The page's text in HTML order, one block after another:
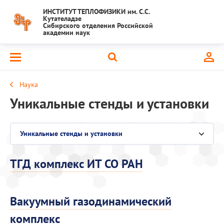
ИНСТИТУТ ТЕПЛОФИЗИКИ им. С.С.
Кутателадзе
Сибирского отделения Российской
академии наук
Наука
Уникальные стенды и установки
Национальный проект "Наука и университеты"
Важнейшие результаты
Уникальные стенды и установки
Выберите раздел
ТГД комплекс ИТ СО РАН
Вакуумный газодинамический
комплекс